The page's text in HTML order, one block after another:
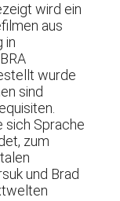
wird ein
aus
in
wurde
sind
sich Sprache
zum
und Brad